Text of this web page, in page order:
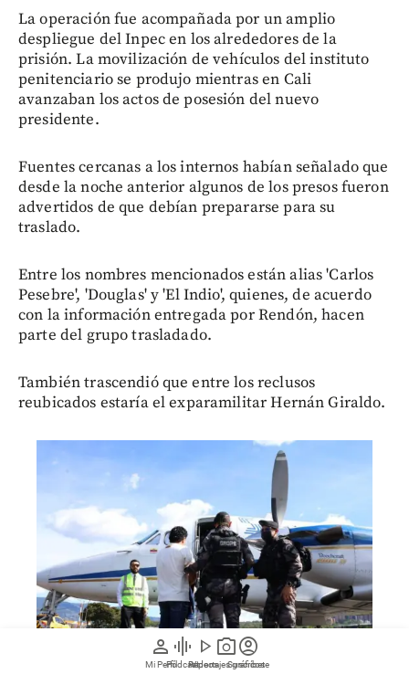
person
Mi Perfil
graphic_eq
Pódcast
play_arrow
Videos
photo_camera
Reportajes gráficos
account_circle
Suscríbete
La operación fue acompañada por un amplio
despliegue del Inpec en los alrededores de la
prisión. La movilización de vehículos del instituto
penitenciario se produjo mientras en Cali
avanzaban los actos de posesión del nuevo
presidente.
Fuentes cercanas a los internos habían señalado que
desde la noche anterior algunos de los presos fueron
advertidos de que debían prepararse para su
traslado.
Entre los nombres mencionados están alias 'Carlos
Pesebre', 'Douglas' y 'El Indio', quienes, de acuerdo
con la información entregada por Rendón, hacen
parte del grupo trasladado.
También trascendió que entre los reclusos
reubicados estaría el exparamilitar Hernán Giraldo.